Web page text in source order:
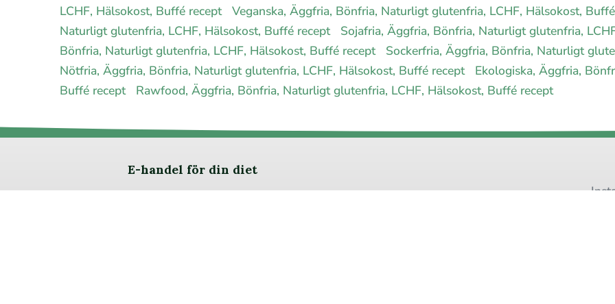
LCHF, Hälsokost, Buffé recept Veganska, Äggfria, Bönfria, Naturligt glutenfria, LCHF, Hälsokost,
Naturligt glutenfria, LCHF, Hälsokost, Buffé recept
Sojafria, Äggfria, Bönfria, Naturligt glutenfria,
Bönfria, Naturligt glutenfria, LCHF, Hälsokost, Buffé recept
Sockerfria, Äggfria, Bönfria, Naturligt
Nötfria, Äggfria, Bönfria, Naturligt glutenfria, LCHF, Hälsokost, Buffé recept
Ekologiska, Äggfria,
Buffé recept
Rawfood, Äggfria, Bönfria, Naturligt glutenfria, LCHF, Hälsokost, Buffé recept
E-handel för din diet